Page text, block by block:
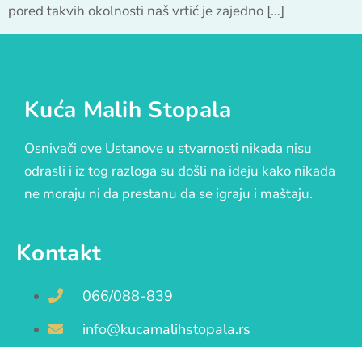
pored takvih okolnosti naš vrtić je zajedno […]
Kuća Malih Stopala
Osnivači ove Ustanove u stvarnosti nikada nisu
odrasli i iz tog razloga su došli na ideju kako nikada
ne moraju ni da prestanu da se igraju i maštaju.
Kontakt
066/088-839
info@kucamalihstopala.rs